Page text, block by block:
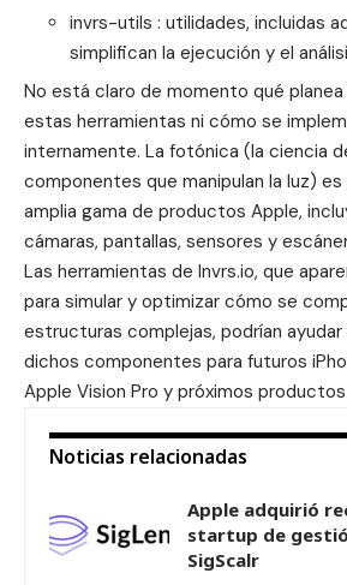
invrs-utils : utilidades, incluidas
simplifican la ejecución y el
No está claro de momento qué
estas herramientas ni cómo se
internamente. La fotónica (la ciencia
componentes que manipulan la luz)
amplia gama de productos Apple,
cámaras, pantallas, sensores y
Las herramientas de Invrs.io, que
para simular y optimizar cómo se
estructuras complejas, podrían ayudar
dichos componentes para futuros
Apple Vision Pro y próximos
Noticias relacionadas
Apple adquirió
startup de
SigScalr